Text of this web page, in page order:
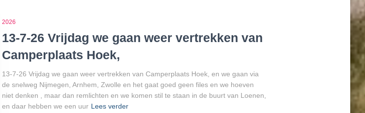
2026
13-7-26 Vrijdag we gaan weer vertrekken van
Camperplaats Hoek,
13-7-26 Vrijdag we gaan weer vertrekken van Camperplaats Hoek, en we gaan via
de snelweg Nijmegen, Arnhem, Zwolle en het gaat goed geen files en we hoeven
niet denken , maar dan remlichten en we komen stil te staan in de buurt van Loenen,
en daar hebben we een uur Lees verder